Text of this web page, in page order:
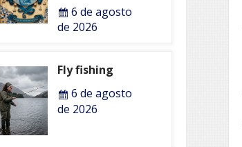
6 de agosto
de 2026
Fly fishing
6 de agosto
de 2026